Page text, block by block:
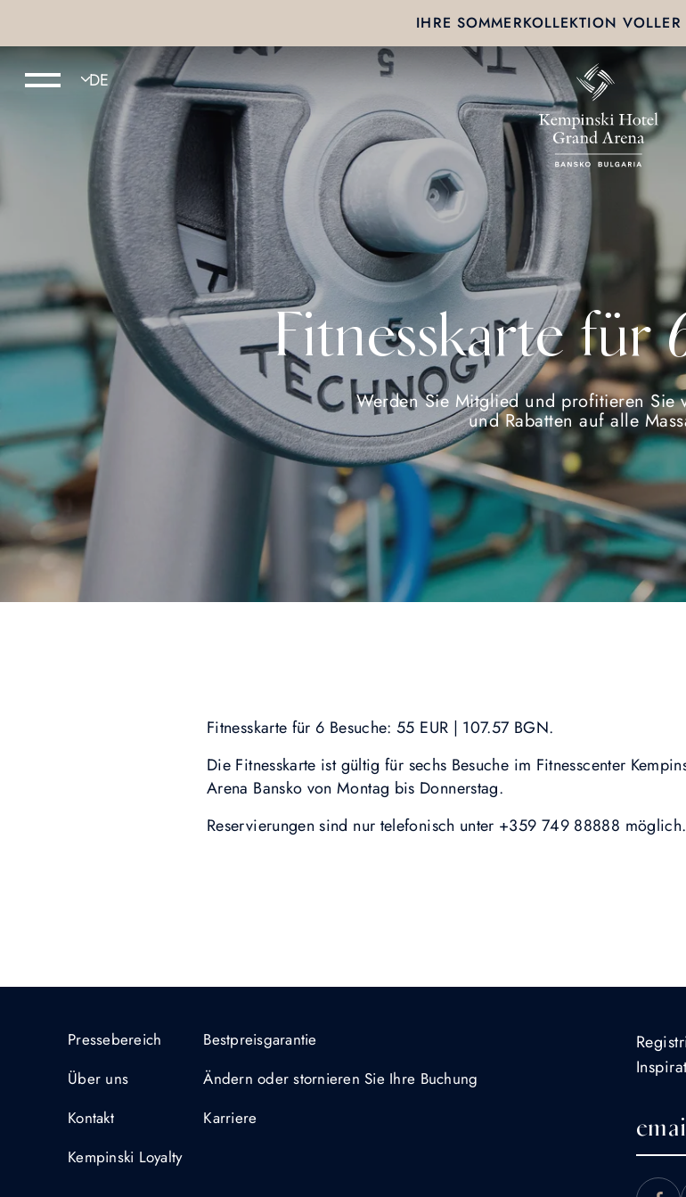
IHRE SOMMERKOLLEKTION
Fitnesskarte für
Werden Sie Mitglied und profitieren Sie
und Rabatten auf alle
Fitnesskarte für 6 Besuche: 55 EUR | 107.57 BGN.
Die Fitnesskarte ist gültig für sechs Besuche im Fitnesscenter
Arena Bansko von Montag bis Donnerstag.
Reservierungen sind nur telefonisch unter +359 749 88888 möglich.
Pressebereich
Über uns
Kontakt
Kempinski Loyalty
Bestpreisgarantie
Ändern oder stornieren Sie Ihre Buchung
Karriere